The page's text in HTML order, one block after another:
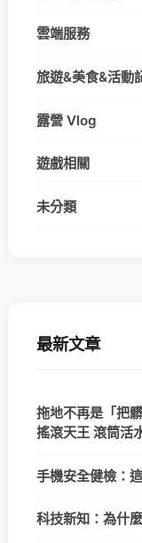
雲端服務
旅遊&美食&活動
露營 Vlog
遊戲相關
未分類
最新文章
拖地不再是「把
搖滾天王 滾筒活
手機安全健檢：
科技新知：為什